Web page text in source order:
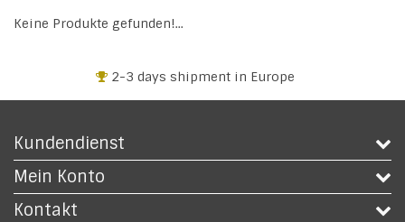
Keine Produkte gefunden!...
2-3 days shipment in Europe
Kundendienst
Mein Konto
Kontakt